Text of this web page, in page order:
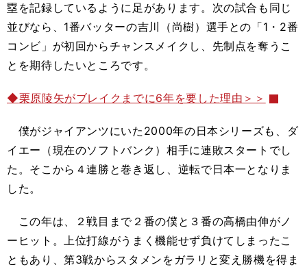
塁を記録しているように足があります。次の試合も同じ
並びなら、1番バッターの吉川（尚樹）選手との「1・2番
コンビ」が初回からチャンスメイクし、先制点を奪うこ
とを期待したいところです。
◆栗原陵矢がブレイクまでに6年を要した理由＞＞
僕がジャイアンツにいた2000年の日本シリーズも、ダ
イエー（現在のソフトバンク）相手に連敗スタートでし
た。そこから４連勝と巻き返し、逆転で日本一となりま
した。
この年は、２戦目まで２番の僕と３番の高橋由伸がノ
ーヒット。上位打線がうまく機能せず負けてしまったこ
ともあり、第3戦からスタメンをガラリと変え勝機を得ま